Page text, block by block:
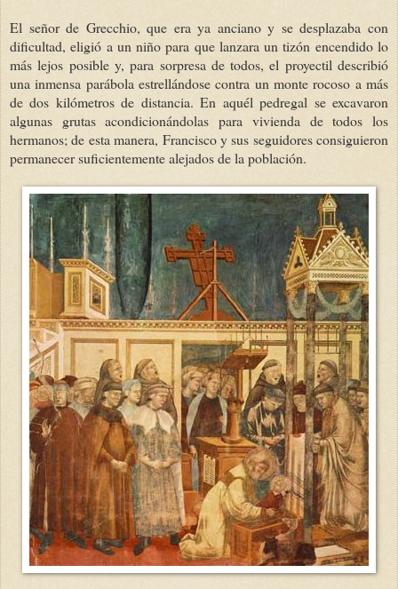
El señor de Grecchio, que era ya anciano y se desplazaba con
dificultad, eligió a un niño para que lanzara un tizón encendido lo
más lejos posible y, para sorpresa de todos, el proyectil describió
una inmensa parábola estrellándose contra un monte rocoso a más
de dos kilómetros de distancia. En aquél pedregal se excavaron
algunas grutas acondicionándolas para vivienda de todos los
hermanos; de esta manera, Francisco y sus seguidores consiguieron
permanecer suficientemente alejados de la población.